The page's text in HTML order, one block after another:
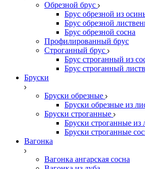
Обрезной брус
Брус обрезной из
Брус обрезной
Брус обрезной сосна
Профилированный брус
Строганный брус
Брус строганный из
Брус строганный
Бруски
Бруски обрезные
Бруски обрезные из
Бруски строганные
Бруски строганные из
Бруски строганные
Вагонка
Вагонка ангарская сосна